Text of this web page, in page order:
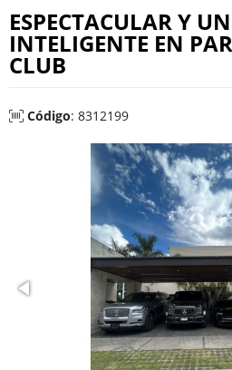
ESPECTACULAR Y
INTELIGENTE EN
CLUB
Código: 8312199